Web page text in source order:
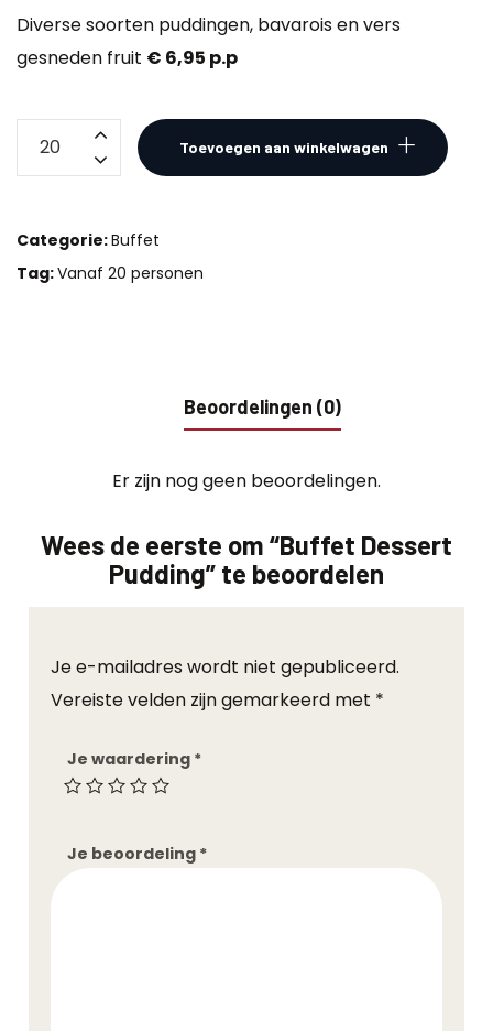
Diverse soorten puddingen, bavarois en vers
gesneden fruit € 6,95 p.p
Toevoegen aan winkelwagen
Categorie:Buffet
Tag:Vanaf 20 personen
Beoordelingen (0)
Er zijn nog geen beoordelingen.
Wees de eerste om “Buffet Dessert
Pudding” te beoordelen
Je e-mailadres wordt niet gepubliceerd.
Vereiste velden zijn gemarkeerd met *
Je waardering *
Je beoordeling *